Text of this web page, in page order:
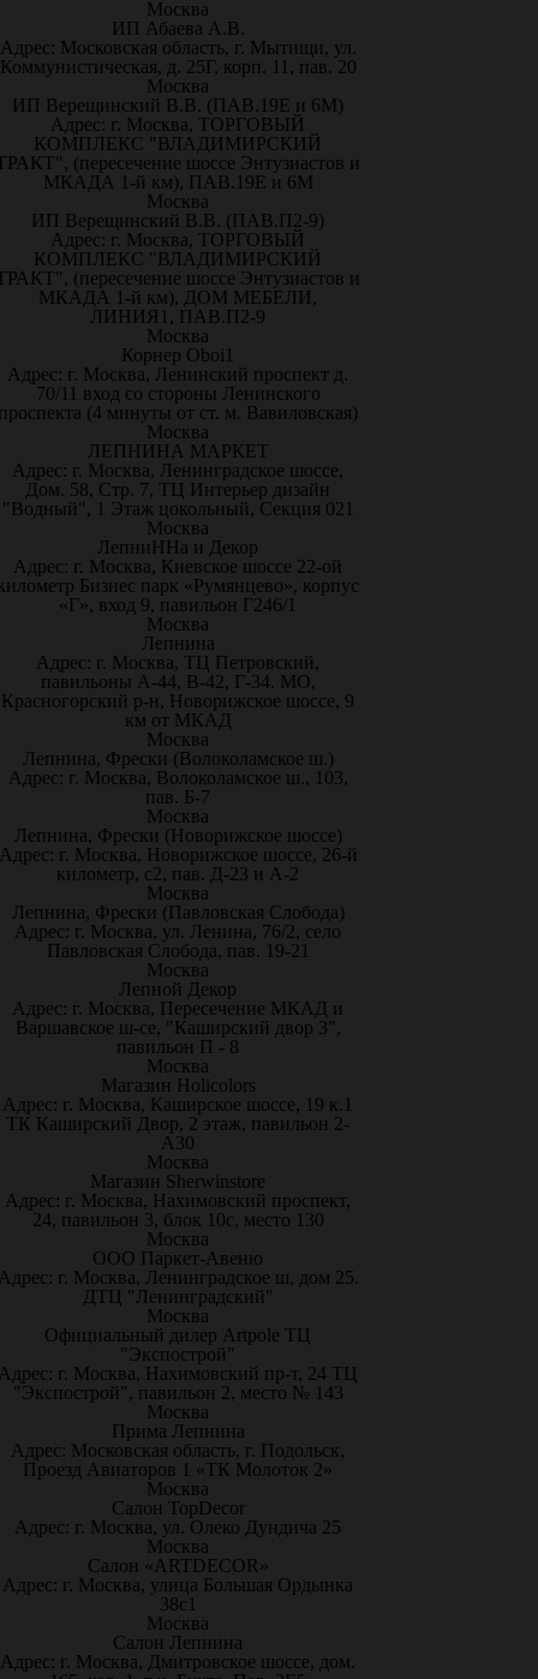
Москва
ИП Абаева А.В.
Адрес: Московская область, г. Мытищи, ул.
Коммунистическая, д. 25Г, корп. 11, пав. 20
Москва
ИП Верещинский В.В. (ПАВ.19Е и 6М)
Адрес: г. Москва, ТОРГОВЫЙ
КОМПЛЕКС "ВЛАДИМИРСКИЙ
(пересечение шоссе Энтузиастов и
МКАДА 1-й км), ПАВ.19Е и 6М
Москва
ИП Верещинский В.В. (ПАВ.П2-9)
Адрес: г. Москва, ТОРГОВЫЙ
КОМПЛЕКС "ВЛАДИМИРСКИЙ
(пересечение шоссе Энтузиастов и
МКАДА 1-й км), ДОМ МЕБЕЛИ,
ЛИНИЯ1, ПАВ.П2-9
Москва
Корнер Oboi1
Адрес: г. Москва, Ленинский проспект д.
70/11 вход со стороны Ленинского
(4 минуты от ст. м. Вавиловская)
Москва
ЛЕПНИНА МАРКЕТ
Адрес: г. Москва, Ленинградское шоссе,
Дом. 58, Стр. 7, ТЦ Интерьер дизайн
"Водный", 1 Этаж цокольный, Секция 021
Москва
ЛепниННа и Декор
Адрес: г. Москва, Киевское шоссе 22-ой
Бизнес парк «Румянцево», корпус
«Г», вход 9, павильон Г246/1
Москва
Лепнина
Адрес: г. Москва, ТЦ Петровский,
павильоны А-44, В-42, Г-34. МО,
Красногорский р-н, Новорижское шоссе, 9
км от МКАД
Москва
Лепнина, Фрески (Волоколамское ш.)
Адрес: г. Москва, Волоколамское ш., 103,
пав. Б-7
Москва
Лепнина, Фрески (Новорижское шоссе)
г. Москва, Новорижское шоссе, 26-й
километр, с2, пав. Д-23 и А-2
Москва
Лепнина, Фрески (Павловская Слобода)
Адрес: г. Москва, ул. Ленина, 76/2, село
Павловская Слобода, пав. 19-21
Москва
Лепной Декор
Адрес: г. Москва, Пересечение МКАД и
Варшавское ш-се, "Каширский двор 3",
павильон П - 8
Москва
Магазин Holicolors
Адрес: г. Москва, Каширское шоссе, 19 к.1
ТК Каширский Двор, 2 этаж, павильон 2-
А30
Москва
Магазин Sherwinstore
Адрес: г. Москва, Нахимовский проспект,
24, павильон 3, блок 10с, место 130
Москва
ООО Паркет-Авeню
г. Москва, Ленинградское ш, дом 25.
ДТЦ "Ленинградский"
Москва
Официальный дилер Artpole ТЦ
"Экспострой"
г. Москва, Нахимовский пр-т, 24 ТЦ
"Экспострой", павильон 2, место № 143
Москва
Прима Лепнина
Адрес: Московская область, г. Подольск,
Проезд Авиаторов 1 «ТК Молоток 2»
Москва
Салон TopDecor
Адрес: г. Москва, ул. Олеко Дундича 25
Москва
Салон «ARTDECOR»
Адрес: г. Москва, улица Большая Ордынка
38с1
Москва
Салон Лепнина
Адрес: г. Москва, Дмитровское шоссе, дом.